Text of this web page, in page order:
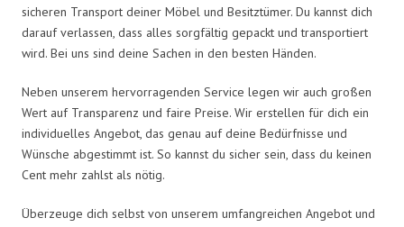
sicheren Transport deiner Möbel und Besitztümer. Du kannst dich
darauf verlassen, dass alles sorgfältig gepackt und transportiert
wird. Bei uns sind deine Sachen in den besten Händen.
Neben unserem hervorragenden Service legen wir auch großen
Wert auf Transparenz und faire Preise. Wir erstellen für dich ein
individuelles Angebot, das genau auf deine Bedürfnisse und
Wünsche abgestimmt ist. So kannst du sicher sein, dass du keinen
Cent mehr zahlst als nötig.
Überzeuge dich selbst von unserem umfangreichen Angebot und